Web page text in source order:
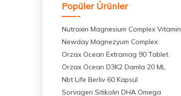
Popüler Ürünler
Nutraxin Magnesium Complex Vitamin
Newday Magnezyum Complex
Orzax Ocean Extramag 90 Tablet
Orzax Ocean D3K2 Damla 20 ML
Nbt Life Berliv 60 Kapsül
Sorvagen Sitikolin DHA Omega